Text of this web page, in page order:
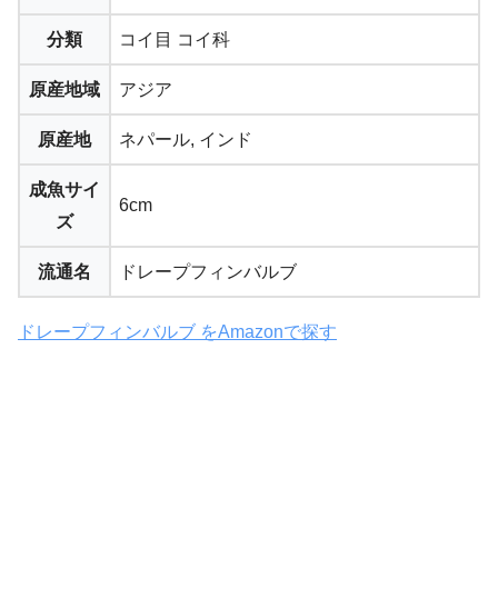
分類 コイ目 コイ科
原産地域 アジア
原産地 ネパール, インド
成魚サイ
ズ
6cm
流通名 ドレープフィンバルブ
ドレープフィンバルブ をAmazonで探す